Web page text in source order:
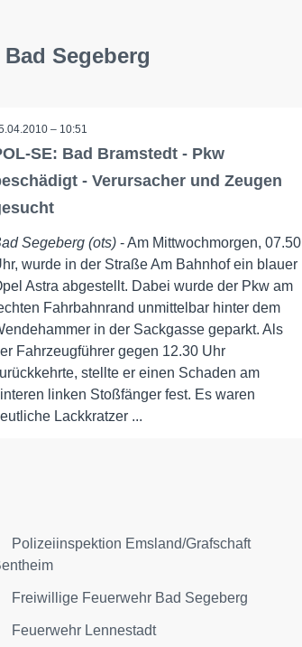
Segeberg
– 10:51
SE: Bad Bramstedt - Pkw
- Verursacher und Zeugen
Segeberg (ots)- Am Mittwochmorgen, 07.50
wurde in der Straße Am Bahnhof ein blauer
Astra abgestellt. Dabei wurde der Pkw am
Fahrbahnrand unmittelbar hinter dem
in der Sackgasse geparkt. Als
Fahrzeugführer gegen 12.30 Uhr
stellte er einen Schaden am
linken Stoßfänger fest. Es waren
Lackkratzer ...
Polizeiinspektion Emsland/Grafschaft
Freiwillige Feuerwehr Bad Segeberg
Feuerwehr Lennestadt